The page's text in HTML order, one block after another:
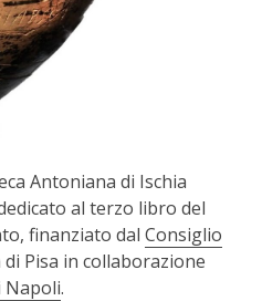
Antoniana di Ischia
al terzo libro del
finanziato dal Consiglio
Pisa in collaborazione
Napoli.